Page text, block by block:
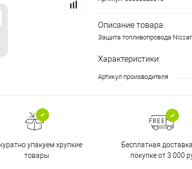
Описание товара:
Защита топливопровода
Характеристики:
Артикул производителя
упакуем хрупкие
товары
Бесплатная
покупке от 3 000